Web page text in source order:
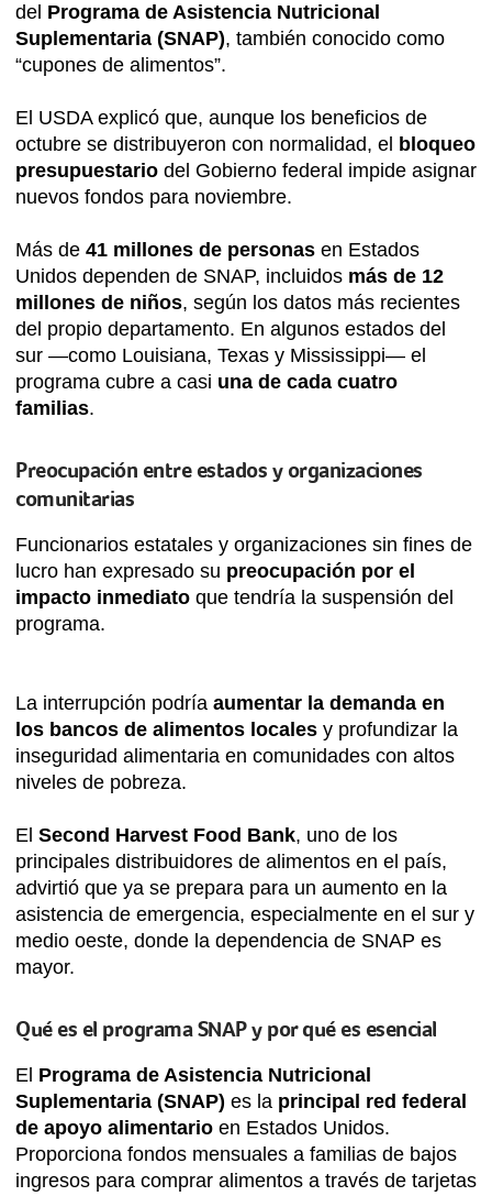
del Programa de Asistencia Nutricional
Suplementaria (SNAP), también conocido como
“cupones de alimentos”.
El USDA explicó que, aunque los beneficios de
octubre se distribuyeron con normalidad, el bloqueo
presupuestario del Gobierno federal impide asignar
nuevos fondos para noviembre.
Más de 41 millones de personas en Estados
Unidos dependen de SNAP, incluidos más de 12
millones de niños, según los datos más recientes
del propio departamento. En algunos estados del
sur —como Louisiana, Texas y Mississippi— el
programa cubre a casi una de cada cuatro
familias.
Preocupación entre estados y organizaciones
comunitarias
Funcionarios estatales y organizaciones sin fines de
lucro han expresado su preocupación por el
impacto inmediato que tendría la suspensión del
programa.
La interrupción podría aumentar la demanda en
los bancos de alimentos locales y profundizar la
inseguridad alimentaria en comunidades con altos
niveles de pobreza.
El Second Harvest Food Bank, uno de los
principales distribuidores de alimentos en el país,
advirtió que ya se prepara para un aumento en la
asistencia de emergencia, especialmente en el sur y
medio oeste, donde la dependencia de SNAP es
mayor.
Qué es el programa SNAP y por qué es esencial
El Programa de Asistencia Nutricional
Suplementaria (SNAP) es la principal red federal
de apoyo alimentario en Estados Unidos.
Proporciona fondos mensuales a familias de bajos
ingresos para comprar alimentos a través de tarjetas